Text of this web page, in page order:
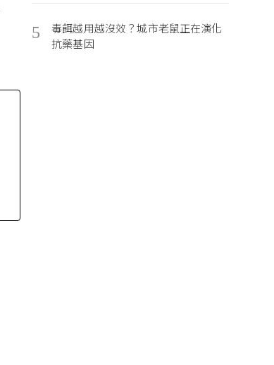
5
毒餌越用越沒效？城市老鼠正在演化
抗藥基因